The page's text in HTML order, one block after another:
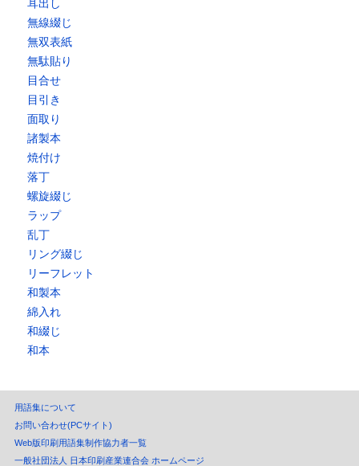
耳出し
無線綴じ
無双表紙
無駄貼り
目合せ
目引き
面取り
諸製本
焼付け
落丁
螺旋綴じ
ラップ
乱丁
リング綴じ
リーフレット
和製本
綿入れ
和綴じ
和本
用語集について
お問い合わせ(PCサイト)
Web版印刷用語集制作協力者一覧
一般社団法人 日本印刷産業連合会 ホームページ